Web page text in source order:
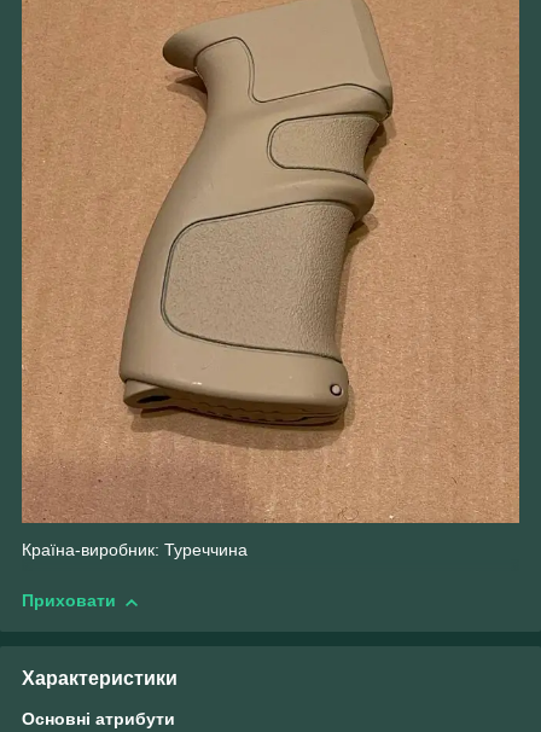
Країна-виробник: Туреччина
Приховати
Характеристики
Основні атрибути